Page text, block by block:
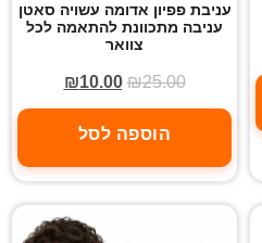
עניבת פפיון אדומה עשויה סאטן
עניבה מתכוונת להתאמה לכל
צוואר
₪25.00
₪10.00
הוספה לסל